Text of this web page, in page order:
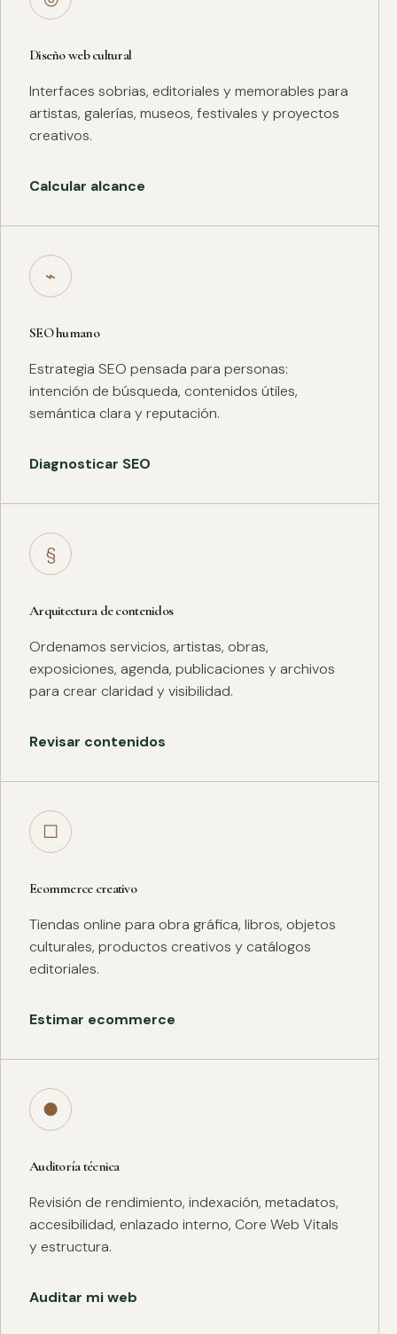
Diseño web cultural
Interfaces sobrias, editoriales y memorables para
artistas, galerías, museos, festivales y proyectos
creativos.
Calcular alcance
⌁
SEO humano
Estrategia SEO pensada para personas:
intención de búsqueda, contenidos útiles,
semántica clara y reputación.
Diagnosticar SEO
§
Arquitectura de contenidos
Ordenamos servicios, artistas, obras,
exposiciones, agenda, publicaciones y archivos
para crear claridad y visibilidad.
Revisar contenidos
□
Ecommerce creativo
Tiendas online para obra gráfica, libros, objetos
culturales, productos creativos y catálogos
editoriales.
Estimar ecommerce
●
Auditoría técnica
Revisión de rendimiento, indexación, metadatos,
accesibilidad, enlazado interno, Core Web Vitals
y estructura.
Auditar mi web